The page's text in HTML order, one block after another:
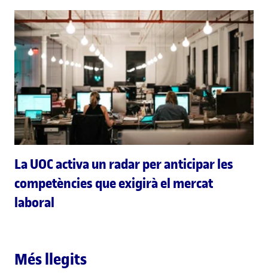
La UOC activa un radar per anticipar les
competències que exigirà el mercat
laboral
Més llegits